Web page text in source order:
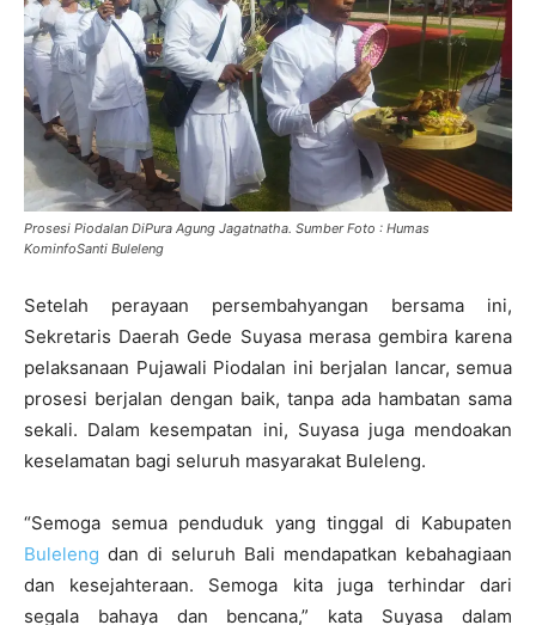
Prosesi Piodalan DiPura Agung Jagatnatha. Sumber Foto : Humas
KominfoSanti Buleleng
Setelah perayaan persembahyangan bersama ini,
Sekretaris Daerah Gede Suyasa merasa gembira karena
pelaksanaan Pujawali Piodalan ini berjalan lancar, semua
prosesi berjalan dengan baik, tanpa ada hambatan sama
sekali. Dalam kesempatan ini, Suyasa juga mendoakan
keselamatan bagi seluruh masyarakat Buleleng.
“Semoga semua penduduk yang tinggal di Kabupaten
Buleleng dan di seluruh Bali mendapatkan kebahagiaan
dan kesejahteraan. Semoga kita juga terhindar dari
segala bahaya dan bencana,” kata Suyasa dalam